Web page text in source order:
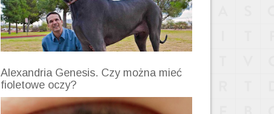
Alexandria Genesis. Czy można mieć
fioletowe oczy?